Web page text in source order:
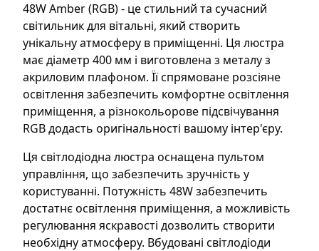
48W Amber (RGB) - це стильний та сучасний
світильник для вітальні, який створить
унікальну атмосферу в приміщенні. Ця люстра
має діаметр 400 мм і виготовлена з металу з
акриловим плафоном. Її спрямоване розсіяне
освітлення забезпечить комфортне освітлення
приміщення, а різнокольорове підсвічування
RGB додасть оригінальності вашому інтер'єру.
Ця світлодіодна люстра оснащена пультом
управління, що забезпечить зручність у
користуванні. Потужність 48W забезпечить
достатнє освітлення приміщення, а можливість
регулювання яскравості дозволить створити
необхідну атмосферу. Вбудовані світлодіоди